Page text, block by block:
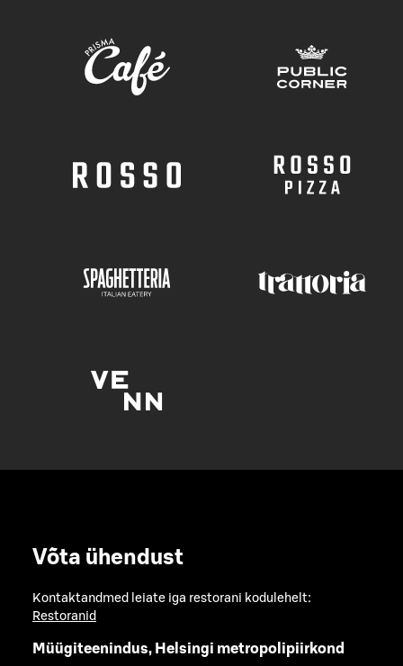
Võta ühendust
Kontaktandmed leiate iga restorani kodulehelt:
Restoranid
Müügiteenindus, Helsingi metropolipiirkond